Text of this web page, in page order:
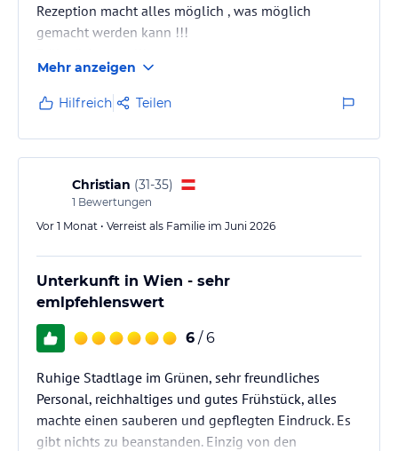
Rezeption macht alles möglich , was möglich
gemacht werden kann !!!
Abends an der Bar ein Bier trinken , Wein usw. toller
Barceper
Mehr anzeigen
Hilfreich Teilen
Christian (31-35)
1 Bewertungen
Vor 1 Monat • Verreist als Familie im Juni 2026
Unterkunft in Wien - sehr
emlpfehlenswert
6 / 6
Ruhige Stadtlage im Grünen, sehr freundliches
Personal, reichhaltiges und gutes Frühstück, alles
machte einen sauberen und gepflegten Eindruck. Es
gibt nichts zu beanstanden. Einzig von den